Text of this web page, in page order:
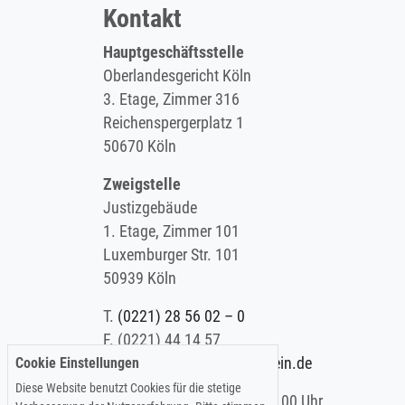
Kontakt
Hauptgeschäftsstelle
Oberlandesgericht Köln
3. Etage, Zimmer 316
Reichenspergerplatz 1
50670 Köln
Zweigstelle
Justizgebäude
1. Etage, Zimmer 101
Luxemburger Str. 101
50939 Köln
T. (0221) 28 56 02 – 0
F.(0221) 44 14 57
E.info@koelner-anwaltverein.de
Montag - Freitag: 9.00 – 15.00 Uhr
Cookie Einstellungen
Diese Website benutzt Cookies für die stetige